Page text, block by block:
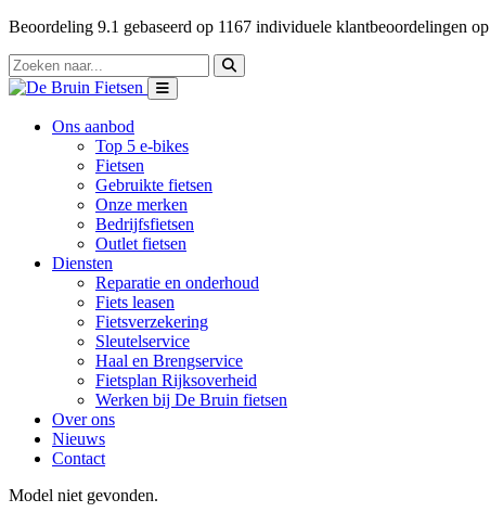
Beoordeling 9.1 gebaseerd op 1167 individuele klantbeoordelingen op
Ons aanbod
Top 5 e-bikes
Fietsen
Gebruikte fietsen
Onze merken
Bedrijfsfietsen
Outlet fietsen
Diensten
Reparatie en onderhoud
Fiets leasen
Fietsverzekering
Sleutelservice
Haal en Brengservice
Fietsplan Rijksoverheid
Werken bij De Bruin fietsen
Over ons
Nieuws
Contact
Model niet gevonden.